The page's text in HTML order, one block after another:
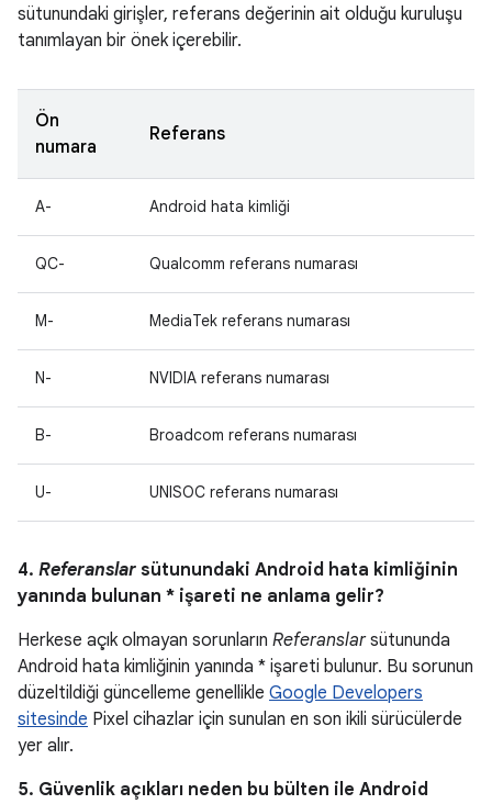
sütunundaki girişler, referans değerinin ait olduğu kuruluşu
tanımlayan bir önek içerebilir.
Ön
numara
Referans
A- Android hata kimliği
QC- Qualcomm referans numarası
M- MediaTek referans numarası
N- NVIDIA referans numarası
B- Broadcom referans numarası
U- UNISOC referans numarası
4. Referanslar sütunundaki Android hata kimliğinin
yanında bulunan * işareti ne anlama gelir?
Herkese açık olmayan sorunların Referanslarsütununda
Android hata kimliğinin yanında * işareti bulunur. Bu sorunun
düzeltildiği güncelleme genellikle Google Developers
sitesinde Pixel cihazlar için sunulan en son ikili sürücülerde
yer alır.
5. Güvenlik açıkları neden bu bülten ile Android